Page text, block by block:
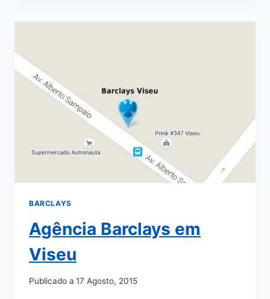
ESTORIL
BARCLAYS
Agência Barclays em
Viseu
Publicado a 17 Agosto, 2015